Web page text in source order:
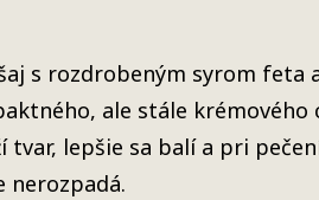
s rozdrobeným syrom
ale stále krémového
lepšie sa balí a pri